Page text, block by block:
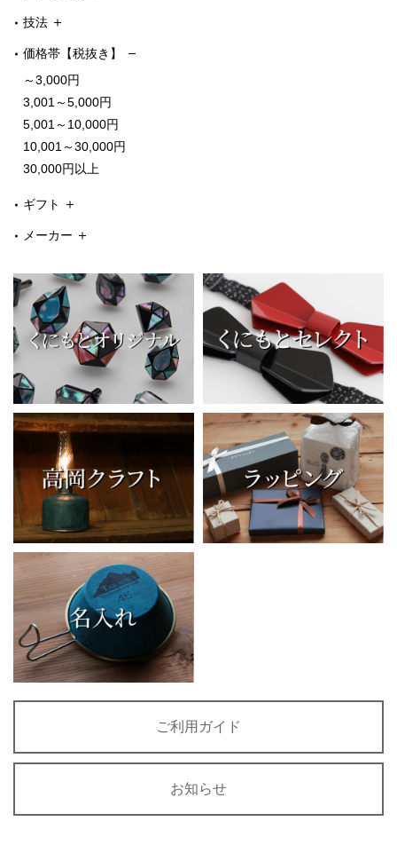
技法
価格帯【税抜き】
～3,000円
3,001～5,000円
5,001～10,000円
10,001～30,000円
30,000円以上
ギフト
メーカー
ご利用ガイド
お知らせ